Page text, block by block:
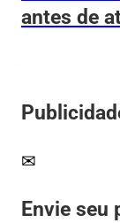
antes de
✉
Envie seu